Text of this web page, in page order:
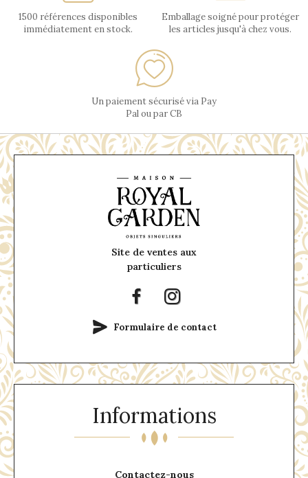
1500 références disponibles
immédiatement en stock.
Emballage soigné pour protéger
les articles jusqu'à chez vous.
Un paiement sécurisé via Pay
Pal ou par CB
Informations
Contactez-nous
Site de ventes aux
particuliers
Formulaire de contact